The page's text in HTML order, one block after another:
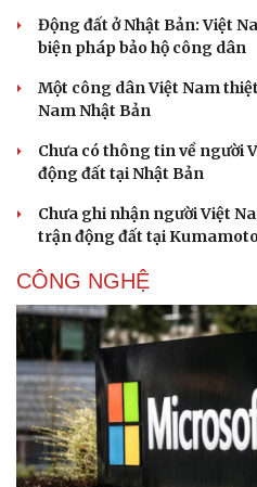
Động đất ở Nhật Bản: Việt
biện pháp bảo hộ công dân
Một công dân Việt Nam
Nam Nhật Bản
Chưa có thông tin về người
động đất tại Nhật Bản
Chưa ghi nhận người Việt
trận động đất tại
CÔNG NGHỆ